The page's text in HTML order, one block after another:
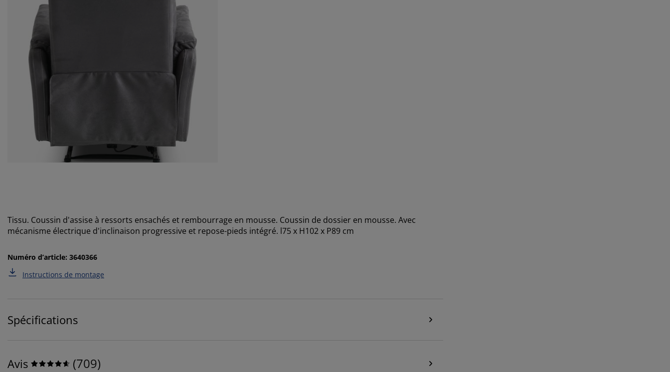
Tissu. Coussin d'assise à ressorts ensachés et rembourrage en mousse. Coussin de dossier en mousse. Avec
mécanisme électrique d'inclinaison progressive et repose-pieds intégré. l75 x H102 x P89 cm
Numéro d’article: 3640366
Instructions de montage
Spécifications
Avis (709)